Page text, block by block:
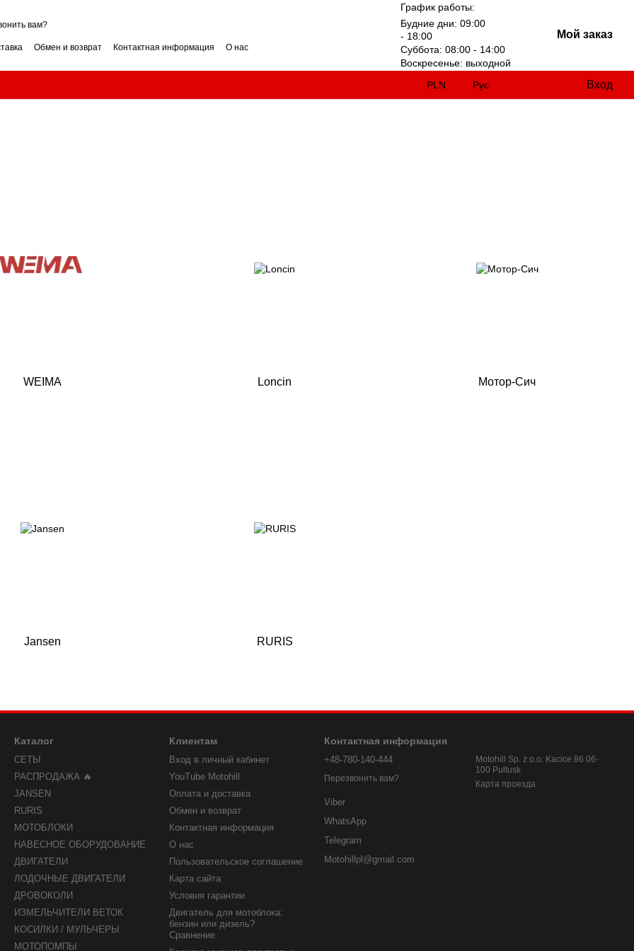
вам?
Обмен и возврат Контактная информация
О нас
выбрать? Советы
вертикальный? Как выбрать?
Измельчитель веток: как выбрать? Гид
График работы:
Будние дни: 09:00
- 18:00
Суббота: 08:00 - 14:00
Воскресенье: выходной
Мой заказ
PLN Рус Вход
WEIMA Loncin Мотор-Сич
Jansen RURIS
Каталог
СЕТЫ
РАСПРОДАЖА 🔥
JANSEN
RURIS
МОТОБЛОКИ
НАВЕСНОЕ ОБОРУДОВАНИЕ
ДВИГАТЕЛИ
ЛОДОЧНЫЕ ДВИГАТЕЛИ
ДРОВОКОЛИ
ИЗМЕЛЬЧИТЕЛИ ВЕТОК
КОСИЛКИ / МУЛЬЧЕРЫ
МОТОПОМПЫ
Клиентам
Вход в личный кабинет
YouTube Motohill
Оплата и доставка
Обмен и возврат
Контактная информация
О нас
Пользовательское соглашение
Карта сайта
Условия гарантии
Двигатель для мотоблока:
бензин или дизель?
Сравнение
Контактная информация
+48-780-140-444
Перезвонить вам?
Viber
WhatsApp
Telegram
Motohillpl@gmail.com
Motohill Sp. z o.o. Kacice 86 06-
100 Pułtusk
Карта проезда